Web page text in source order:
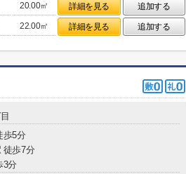
20.00㎡ 詳細を見る
追加する
22.00㎡ 詳細を見る 追加する
歩5分
徒歩7分
3分